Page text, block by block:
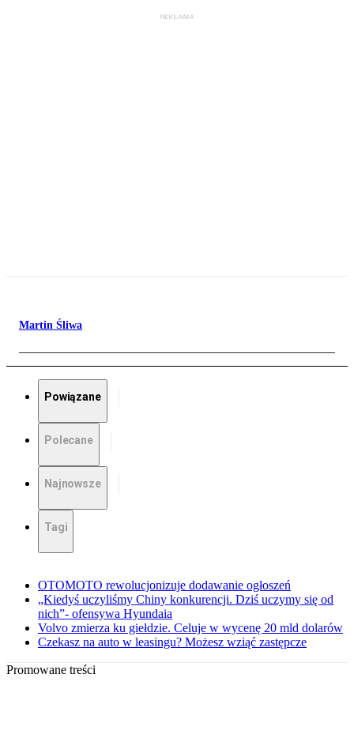
Martin Śliwa
Powiązane
Polecane
Najnowsze
Tagi
OTOMOTO rewolucjonizuje dodawanie ogłoszeń
„Kiedyś uczyliśmy Chiny konkurencji. Dziś uczymy się od
nich”- ofensywa Hyundaia
Volvo zmierza ku giełdzie. Celuje w wycenę 20 mld dolarów
Czekasz na auto w leasingu? Możesz wziąć zastępcze
Promowane treści